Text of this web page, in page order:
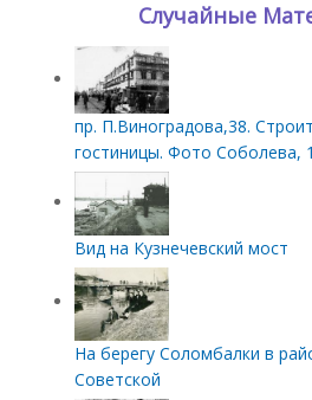
Случайные
пр. П.Виноградова,38.
гостиницы. Фото Соболева,
Вид на Кузнечевский мост
На берегу Соломбалки в
Советской